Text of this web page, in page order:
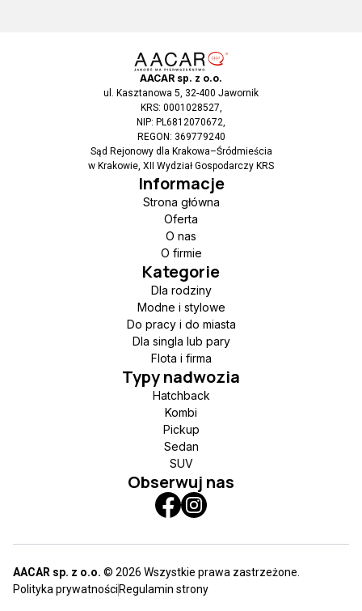
AACAR sp. z o.o.
ul. Kasztanowa 5, 32-400 Jawornik
KRS: 0001028527,
NIP: PL6812070672,
REGON: 369779240
Sąd Rejonowy dla Krakowa–Śródmieścia
w Krakowie, XII Wydział Gospodarczy KRS
Informacje
Strona główna
Oferta
O nas
O firmie
Kategorie
Dla rodziny
Modne i stylowe
Do pracy i do miasta
Dla singla lub pary
Flota i firma
Typy nadwozia
Hatchback
Kombi
Pickup
Sedan
SUV
Obserwuj nas
AACAR sp. z o.o. © 2026 Wszystkie prawa zastrzeżone.
Polityka prywatności Regulamin strony